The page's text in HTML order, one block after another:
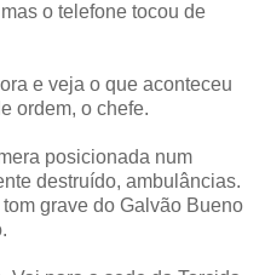
o telefone tocou de
e veja o que aconteceu
ordem, o chefe.
posicionada num
destruído, ambulâncias.
grave do Galvão Bueno